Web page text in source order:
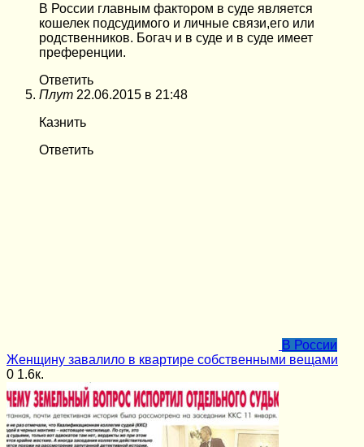
В России главным фактором в суде является
кошелек подсудимого и личные связи,его или
родственников. Богач и в суде и в суде имеет
преференции.
Ответить
Плут 22.06.2015 в 21:48
Казнить
Ответить
В России
Женщину завалило в квартире собственными вещами
0 1.6к.